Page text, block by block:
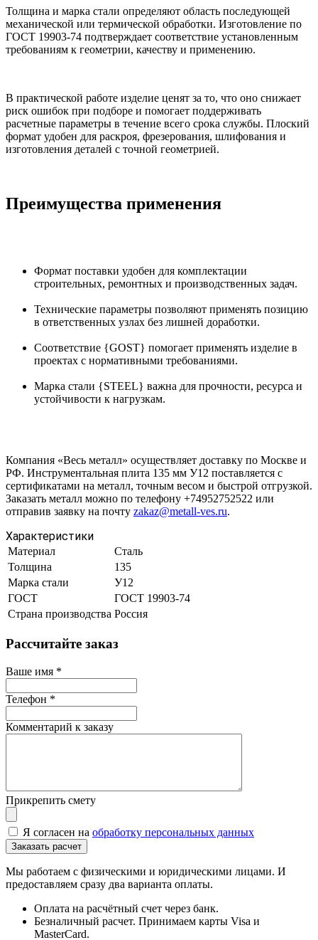
Толщина и марка стали определяют область последующей
механической или термической обработки. Изготовление по
ГОСТ 19903-74 подтверждает соответствие установленным
требованиям к геометрии, качеству и применению.
В практической работе изделие ценят за то, что оно снижает
риск ошибок при подборе и помогает поддерживать
расчетные параметры в течение всего срока службы. Плоский
формат удобен для раскроя, фрезерования, шлифования и
изготовления деталей с точной геометрией.
Преимущества применения
Формат поставки удобен для комплектации
строительных, ремонтных и производственных задач.
Технические параметры позволяют применять позицию
в ответственных узлах без лишней доработки.
Соответствие {GOST} помогает применять изделие в
проектах с нормативными требованиями.
Марка стали {STEEL} важна для прочности, ресурса и
устойчивости к нагрузкам.
Компания «Весь металл» осуществляет доставку по Москве и
РФ. Инструментальная плита 135 мм У12 поставляется с
сертификатами на металл, точным весом и быстрой отгрузкой.
Заказать металл можно по телефону +74952752522 или
отправив заявку на почту zakaz@metall-ves.ru.
Характеристики
Материал
Сталь
Толщина
135
Марка стали
У12
ГОСТ
ГОСТ 19903-74
Страна производства Россия
Рассчитайте заказ
Ваше имя *
Телефон *
Комментарий к заказу
Прикрепить смету
Я согласен на обработку персональных данных
Мы работаем с физическими и юридическими лицами. И
предоставляем сразу два варианта оплаты.
Оплата на расчётный счет через банк.
Безналичный расчет. Принимаем карты Visa и
MasterCard.